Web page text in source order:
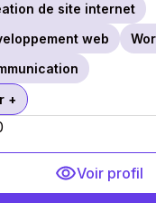
de site internet
web
+
Voir profil